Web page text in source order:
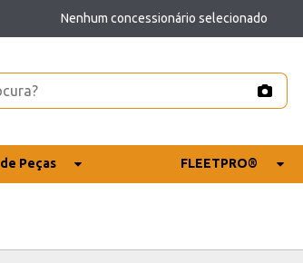
Nenhum concessionário selecionado
Peças FLEETPRO®